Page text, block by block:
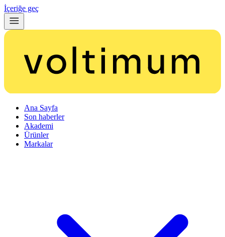
İçeriğe geç
Ana Sayfa
Son haberler
Akademi
Ürünler
Markalar